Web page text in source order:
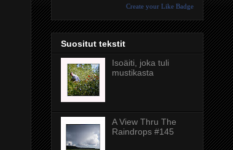
Create your Like Badge
Suositut tekstit
Isoäiti, joka tuli
mustikasta
A View Thru The
Raindrops #145